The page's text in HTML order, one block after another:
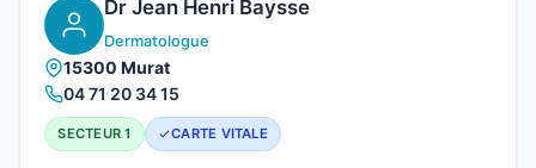
Dr Jean Henri Baysse
Dermatologue
15300 Murat
04 71 20 34 15
SECTEUR 1 CARTE VITALE